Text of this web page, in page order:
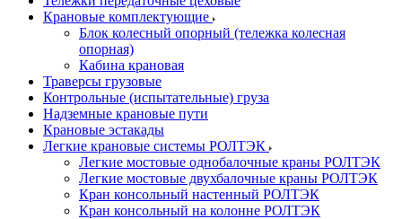
Крановые комплектующие
Блок колесный опорный (тележка колесная
опорная)
Кабина крановая
Траверсы грузовые
Контрольные (испытательные) груза
Надземные крановые пути
Крановые эстакады
Легкие крановые системы РОЛТЭК
Легкие мостовые однобалочные краны РОЛТЭК
Легкие мостовые двухбалочные краны РОЛТЭК
Кран консольный настенный РОЛТЭК
Кран консольный на колонне РОЛТЭК